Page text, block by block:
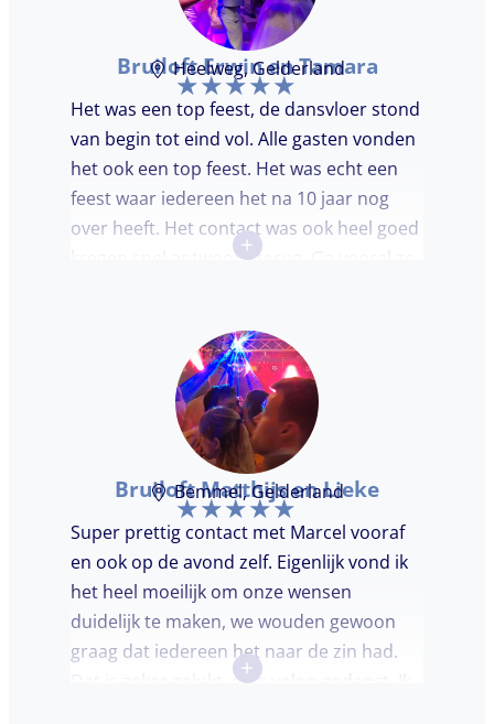
Bruiloft Erwin en Tamara
Heelweg, Gelderland
Het was een top feest, de dansvloer stond
van begin tot eind vol. Alle gasten vonden
het ook een top feest. Het was echt een
feest waar iedereen het na 10 jaar nog
over heeft. Het contact was ook heel goed
kregen snel antwoord terug. Ga vooral zo
+
Bruiloft Matthijs en Lieke
Bemmel, Gelderland
Super prettig contact met Marcel vooraf
en ook op de avond zelf. Eigenlijk vond ik
het heel moeilijk om onze wensen
duidelijk te maken, we wouden gewoon
graag dat iedereen het naar de zin had.
Dat is zeker gelukt, er is volop gedanst. Ik
+